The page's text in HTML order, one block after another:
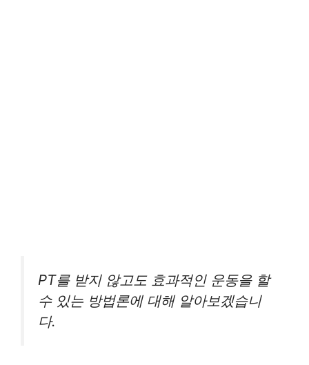
PT를 받지 않고도 효과적인 운동을 할
수 있는 방법론에 대해 알아보겠습니
다.